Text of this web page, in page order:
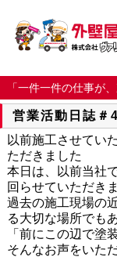
「一件一件の仕事が
営業活動日誌＃
以前施工させてい
ただきました
本日は、以前当社
回らせていただき
過去の施工現場の
る大切な場所でも
「前にこの辺で塗
そんなお声をいた